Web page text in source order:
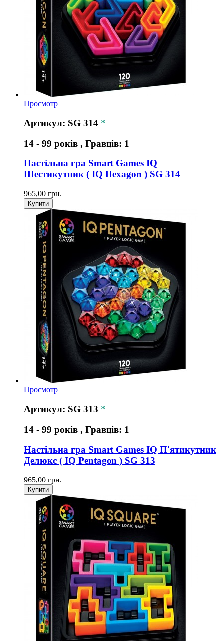
Просмотр
Артикул: SG 314 *
14 - 99 років , Гравців: 1
Настільна гра Smart Games IQ
Шестикутник ( IQ Hexagon ) SG 314
965,00 грн.
Купити
Просмотр
Артикул: SG 313 *
14 - 99 років , Гравців: 1
Настільна гра Smart Games IQ П'ятикутник
Делюкс ( IQ Pentagon ) SG 313
965,00 грн.
Купити